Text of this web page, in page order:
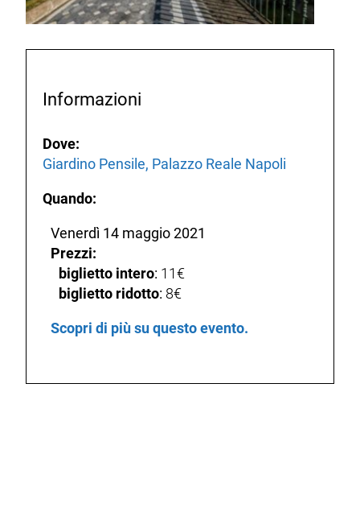
Informazioni
Dove:
Giardino Pensile, Palazzo Reale Napoli
Quando:
Venerdì 14 maggio 2021
Prezzi:
biglietto intero: 11€
biglietto ridotto: 8€
Scopri di più su questo evento.